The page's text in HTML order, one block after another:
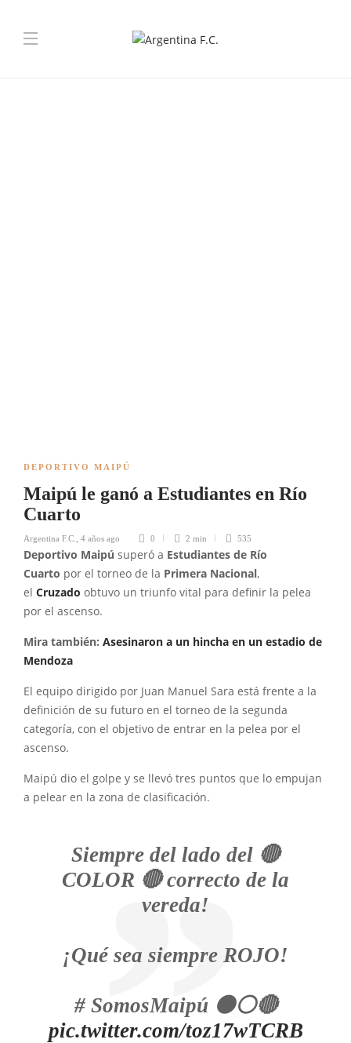
DEPORTIVO MAIPÚ
Maipú le ganó a Estudiantes en Río
Cuarto
Argentina F.C. 4 años ago 0 2 min 535
Deportivo Maipú superó a Estudiantes de Río
Cuarto por el torneo de la Primera Nacional,
el Cruzado obtuvo un triunfo vital para definir la pelea
por el ascenso.
Mira también: Asesinaron a un hincha en un estadio de
Mendoza
El equipo dirigido por Juan Manuel Sara está frente a la
definición de su futuro en el torneo de la segunda
categoría, con el objetivo de entrar en la pelea por el
ascenso.
Maipú dio el golpe y se llevó tres puntos que lo empujan
a pelear en la zona de clasificación.
Siempre del lado del 🔴
COLOR 🔴 correcto de la
vereda!
¡Qué sea siempre ROJO!
# SomosMaipú ⚫⚪🔴
pic.twitter.com/toz17wTCRB